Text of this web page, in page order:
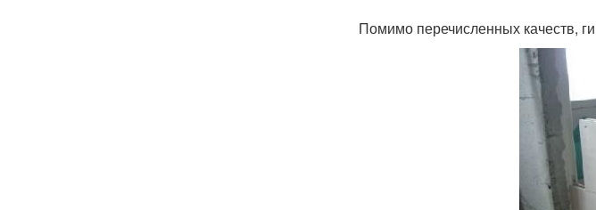
Помимо перечисленных качеств,